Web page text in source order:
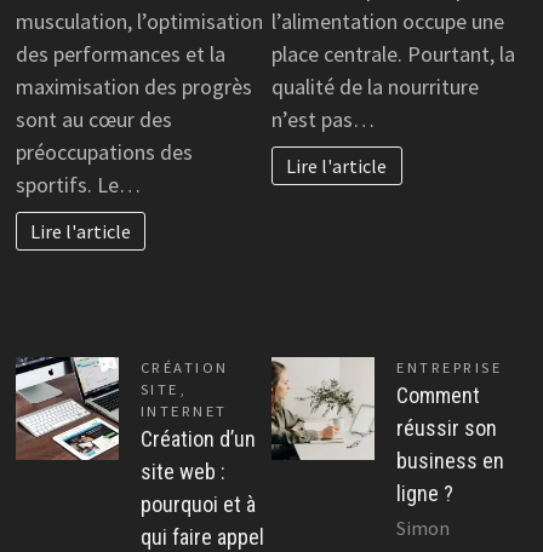
musculation, l’optimisation
des performances et la
maximisation des progrès
sont au cœur des
préoccupations des
sportifs. Le…
Lire l'article
l’alimentation occupe une
place centrale. Pourtant, la
qualité de la nourriture
n’est pas…
Lire l'article
CRÉATION
SITE ,
INTERNET
Création d’un
site web :
pourquoi et à
qui faire appel
ENTREPRISE
Comment
réussir son
business en
ligne ?
Simon